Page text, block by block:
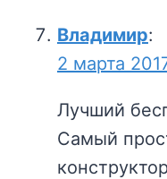
Владимир:
2 марта
Лучший
Самый